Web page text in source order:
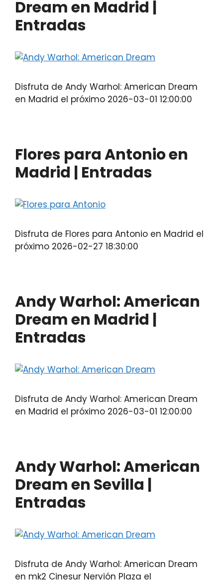
Dream en Madrid |
Entradas
Disfruta de Andy Warhol: American Dream
en Madrid el próximo 2026-03-01 12:00:00
Flores para Antonio en
Madrid | Entradas
Disfruta de Flores para Antonio en Madrid el
próximo 2026-02-27 18:30:00
Andy Warhol: American
Dream en Madrid |
Entradas
Disfruta de Andy Warhol: American Dream
en Madrid el próximo 2026-03-01 12:00:00
Andy Warhol: American
Dream en Sevilla |
Entradas
Disfruta de Andy Warhol: American Dream
en mk2 Cinesur Nervión Plaza el